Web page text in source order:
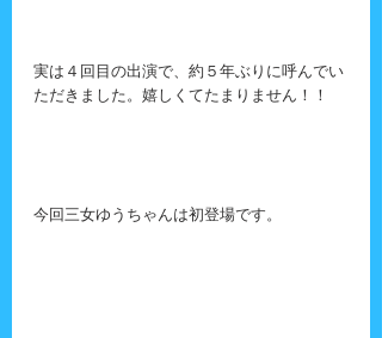
実は４回目の出演で、約５年ぶりに呼んでい
ただきました。嬉しくてたまりません！！
今回三女ゆうちゃんは初登場です。